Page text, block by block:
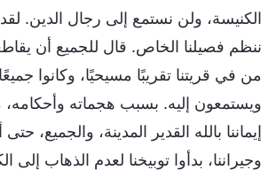
الكنيسة، ولن نستمع إلى رجال الدين. لقد
ننظم فصيلنا الخاص. قال للجميع أن
من في قريتنا تقريبًا مسيحيًا، وكانوا
ويستمعون إليه. بسبب هجماته وأحكامه،
إيماننا بالله القدير المدينة، والجميع، حتى
وجيراننا، بدأوا توبيخنا لعدم الذهاب إلى